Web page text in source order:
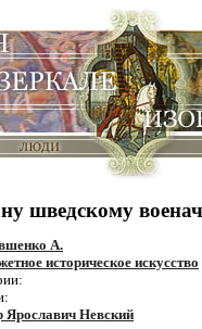
шведскому
А.
историческое искусство
Ярославич Невский